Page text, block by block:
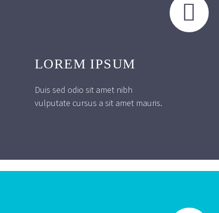


LOREM IPSUM
Duis sed odio sit amet nibh
vulputate cursus a sit amet mauris.